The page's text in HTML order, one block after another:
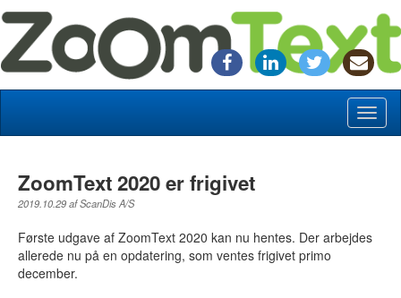
ZoomText 2020 er frigivet
2019.10.29 af ScanDis A/S
Første udgave af ZoomText 2020 kan nu hentes. Der arbejdes
allerede nu på en opdatering, som ventes frigivet primo
december.